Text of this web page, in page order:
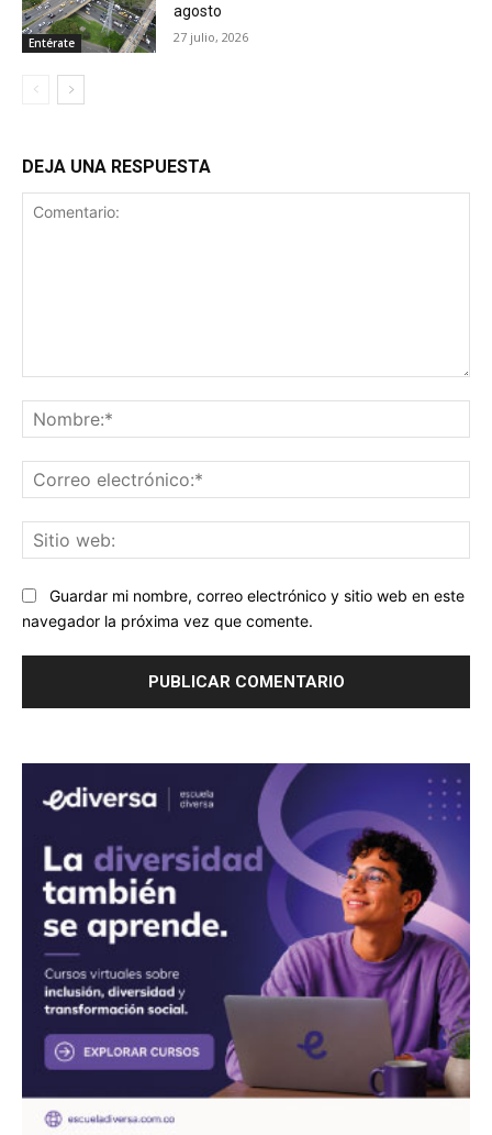
Entérate
agosto
27 julio, 2026
DEJA UNA RESPUESTA
Guardar mi nombre, correo electrónico y sitio web en este
navegador la próxima vez que comente.